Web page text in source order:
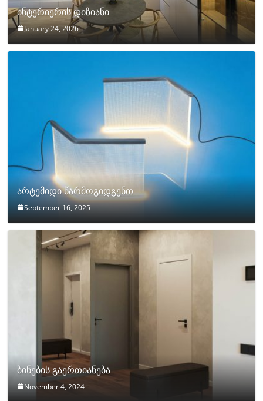
ინტერიერის დიზიანი
January 24, 2026
არტემიდი წარმოგიდგენთ
September 16, 2025
ბინების გაერთიანება
November 4, 2024